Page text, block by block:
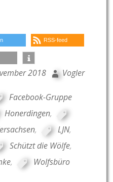
RSS-feed
2018 Vogler
Facebook-Gruppe
Honerdingen,
, LJN,
Schützt die Wölfe,
, Wolfsbüro